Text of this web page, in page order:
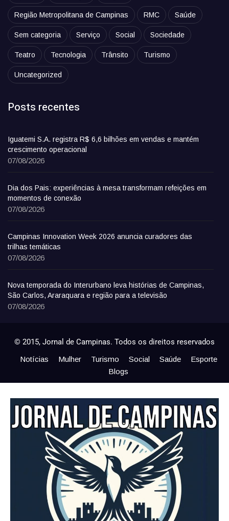
Região Metropolitana de Campinas RMC Saúde
Sem categoria Serviço Social Sociedade
Teatro Tecnologia Trânsito Turismo
Uncategorized
Posts recentes
Iguatemi S.A. registra R$ 6,6 bilhões em vendas e mantém
crescimento operacional
07/08/2026
Dia dos Pais: experiências à mesa transformam refeições em
momentos de conexão
07/08/2026
Campinas Innovation Week 2026 anuncia curadores das
trilhas temáticas
07/08/2026
Nova temporada do Interurbano leva histórias de Campinas,
São Carlos, Araraquara e região para a televisão
07/08/2026
© 2015, Jornal de Campinas. Todos os direitos reservados
Notícias Mulher Turismo Social Saúde
Esporte
Blogs